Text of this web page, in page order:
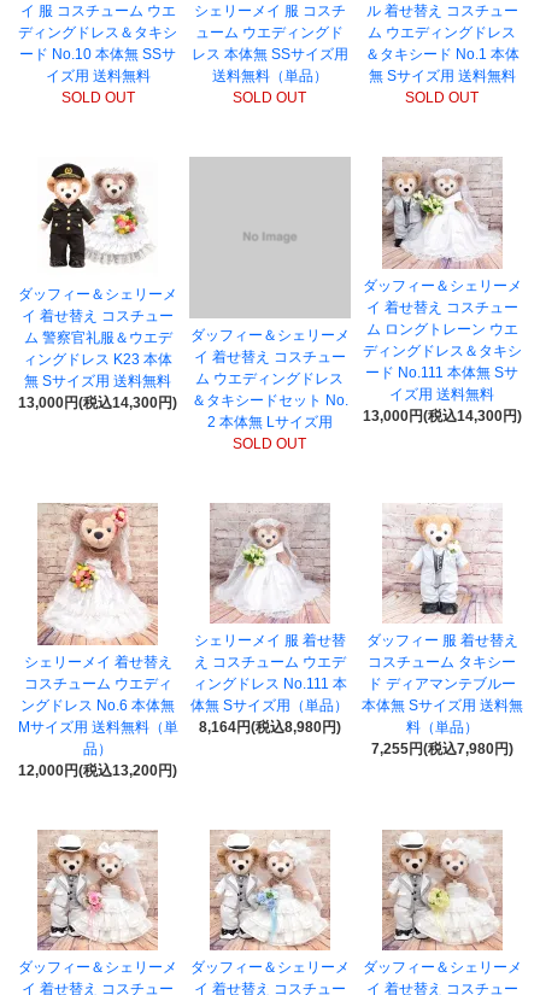
イ 服 コスチューム ウエ
ディングドレス＆タキシ
ード No.10 本体無 SSサ
イズ用 送料無料
SOLD OUT
シェリーメイ 服 コスチ
ューム ウエディングド
レス 本体無 SSサイズ用
送料無料（単品）
SOLD OUT
ル 着せ替え コスチュー
ム ウエディングドレス
＆タキシード No.1 本体
無 Sサイズ用 送料無料
SOLD OUT
ダッフィー＆シェリーメ
イ 着せ替え コスチュー
ム 警察官礼服＆ウエデ
ィングドレス K23 本体
無 Sサイズ用 送料無料
13,000円(税込14,300円)
ダッフィー＆シェリーメ
イ 着せ替え コスチュー
ム ウエディングドレス
＆タキシードセット No.
2 本体無 Lサイズ用
SOLD OUT
ダッフィー＆シェリーメ
イ 着せ替え コスチュー
ム ロングトレーン ウエ
ディングドレス＆タキシ
ード No.111 本体無 Sサ
イズ用 送料無料
13,000円(税込14,300円)
シェリーメイ 着せ替え
コスチューム ウエディ
ングドレス No.6 本体無
Mサイズ用 送料無料（単
品）
12,000円(税込13,200円)
シェリーメイ 服 着せ替
え コスチューム ウエデ
ィングドレス No.111 本
体無 Sサイズ用（単品）
8,164円(税込8,980円)
ダッフィー 服 着せ替え
コスチューム タキシー
ド ディアマンテブルー
本体無 Sサイズ用 送料無
料（単品）
7,255円(税込7,980円)
ダッフィー＆シェリーメ
イ 着せ替え コスチュー
ダッフィー＆シェリーメ
イ 着せ替え コスチュー
ダッフィー＆シェリーメ
イ 着せ替え コスチュー